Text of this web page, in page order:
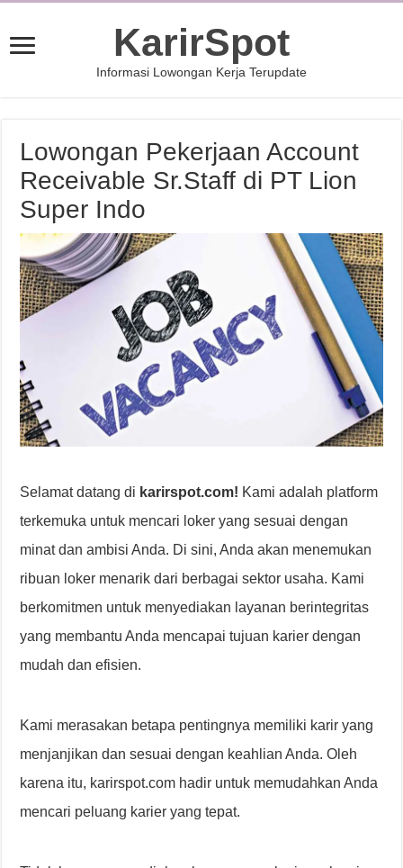
KarirSpot
Informasi Lowongan Kerja Terupdate
Lowongan Pekerjaan Account
Receivable Sr.Staff di PT Lion
Super Indo
Selamat datang di karirspot.com! Kami adalah platform
terkemuka untuk mencari loker yang sesuai dengan
minat dan ambisi Anda. Di sini, Anda akan menemukan
ribuan loker menarik dari berbagai sektor usaha. Kami
berkomitmen untuk menyediakan layanan berintegritas
yang membantu Anda mencapai tujuan karier dengan
mudah dan efisien.
Kami merasakan betapa pentingnya memiliki karir yang
menjanjikan dan sesuai dengan keahlian Anda. Oleh
karena itu, karirspot.com hadir untuk memudahkan Anda
mencari peluang karier yang tepat.